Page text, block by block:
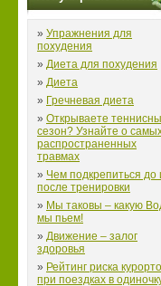
» Упражнения для
похудения
» Диета для похудения
» Диета
» Гречневая диета
» Открываете
сезон? Узнайте о
распространенных
травмах
» Чем подкрепиться до
после тренировки
» Мы таковы – какую
мы пьем!
» Движение – залог
здоровья
» Рейтинг риска
при поездках в